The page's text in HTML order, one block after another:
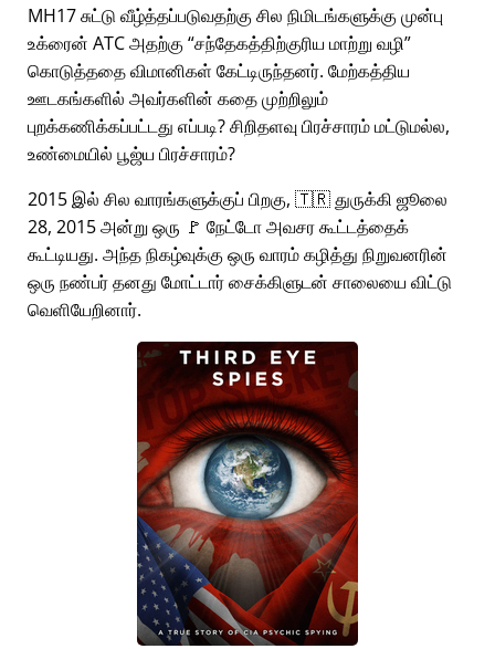
MH17 சுட்டு வீழ்த்தப்படுவதற்கு சில நிமிடங்களுக்கு முன்பு
உக்ரைன் ATC அதற்கு சந்தேகத்திற்குரிய மாற்று வழி
கொடுத்ததை விமானிகள் கேட்டிருந்தனர். மேற்கத்திய
ஊடகங்களில் அவர்களின் கதை முற்றிலும்
புறக்கணிக்கப்பட்டது எப்படி? சிறிதளவு பிரச்சாரம் மட்டுமல்ல,
உண்மையில் பூஜ்ய பிரச்சாரம்?
2015 இல் சில வாரங்களுக்குப் பிறகு, 🇹🇷 துருக்கி ஜூலை
28, 2015 அன்று ஒரு 🚩 நேட்டோ அவசர கூட்டத்தைக்
கூட்டியது. அந்த நிகழ்வுக்கு ஒரு வாரம் கழித்து நிறுவனரின்
ஒரு நண்பர் தனது மோட்டார் சைக்கிளுடன் சாலையை விட்டு
வெளியேறினார்.